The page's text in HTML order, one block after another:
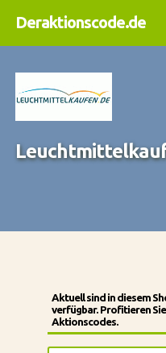
Deraktionscode.de
Aktuell sind in diesem
verfügbar. Profitieren
Aktionscodes.